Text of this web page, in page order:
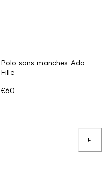
Polo sans manches Ado
Fille
€60